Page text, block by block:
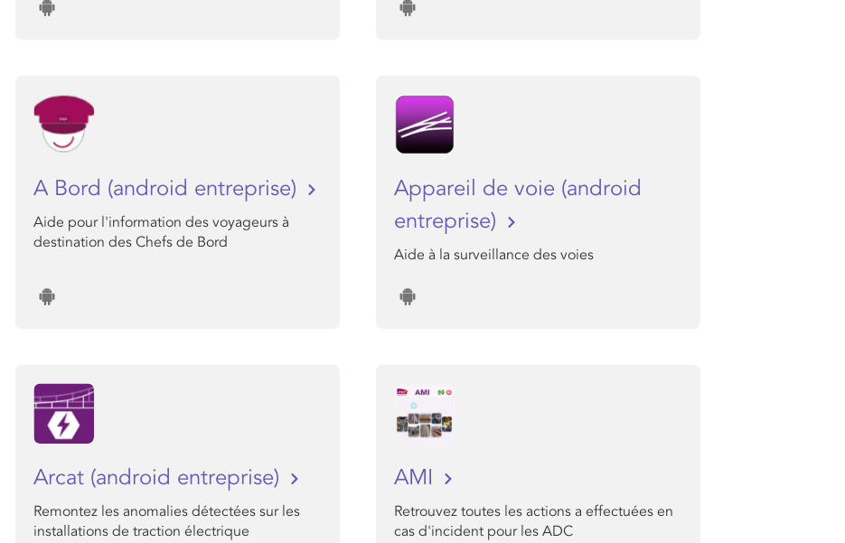
A Bord (android entreprise)
Aide pour l'information des voyageurs à
destination des Chefs de Bord
Appareil de voie (android
entreprise)
Aide à la surveillance des voies
Arcat (android entreprise)
Remontez les anomalies détectées sur les
installations de traction électrique
AMI
Retrouvez toutes les actions a effectuées en
cas d'incident pour les ADC